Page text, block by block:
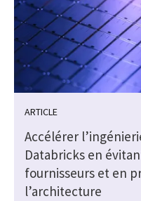
ARTICLE
Accélérer
Databricks en
fournisseurs et en
l’architecture